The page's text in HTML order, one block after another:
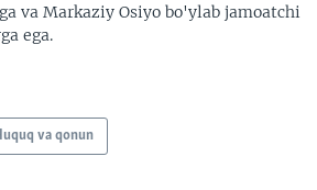
va Markaziy Osiyo bo'ylab jamoatchi
ega.
va qonun